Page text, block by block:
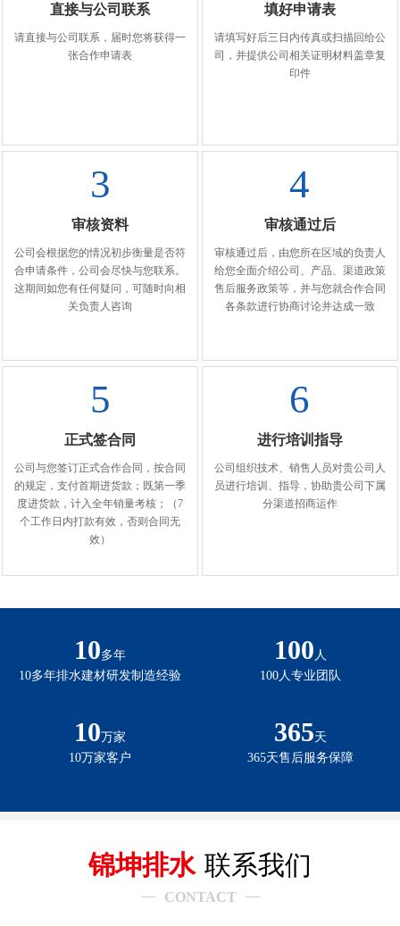
直接与公司联系
请直接与公司联系，届时您将获得一
张合作申请表
填好申请表
请填写好后三日内传真或扫描回给公
司，并提供公司相关证明材料盖章复
印件
3
审核资料
公司会根据您的情况初步衡量是否符
合申请条件，公司会尽快与您联系。
这期间如您有任何疑问，可随时向相
关负责人咨询
4
审核通过后
审核通过后，由您所在区域的负责人
给您全面介绍公司、产品、渠道政策
售后服务政策等，并与您就合作合同
各条款进行协商讨论并达成一致
5
正式签合同
公司与您签订正式合作合同，按合同
的规定，支付首期进货款；既第一季
度进货款，计入全年销量考核；（7
个工作日内打款有效，否则合同无
效）
6
进行培训指导
公司组织技术、销售人员对贵公司人
员进行培训、指导，协助贵公司下属
分渠道招商运作
10多年
10多年排水建材研发制造经验
100 人
100人专业团队
10万家
10万家客户
365天
365天售后服务保障
锦坤排水 联系我们
CONTACT